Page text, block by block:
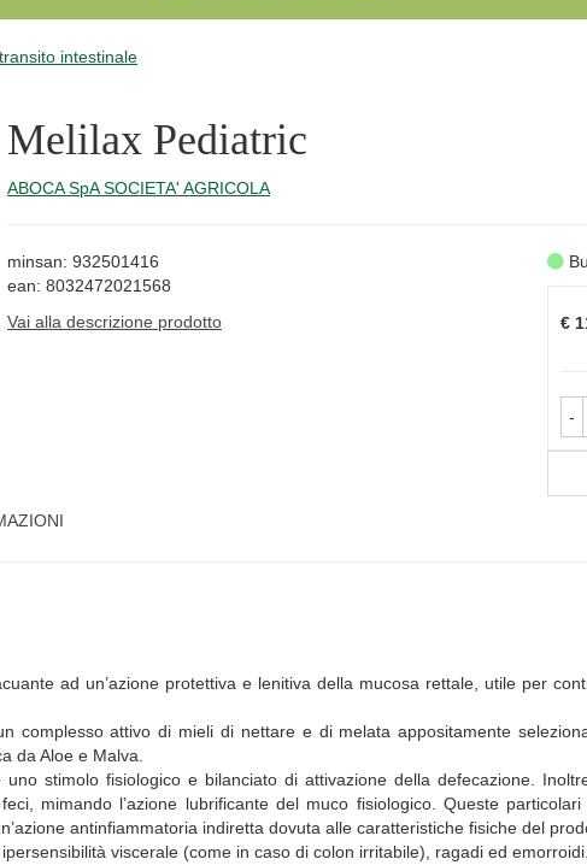
intestinale
Melilax Pediatric
ABOCA SpA SOCIETA' AGRICOLA
minsan: 932501416
ean: 8032472021568
Vai alla descrizione prodotto
€
-
ad un’azione protettiva e lenitiva della mucosa rettale, utile per
complesso attivo di mieli di nettare e di melata appositamente
da Aloe e Malva.
stimolo fisiologico e bilanciato di attivazione della defecazione.
mimando l’azione lubrificante del muco fisiologico. Queste
antinfiammatoria indiretta dovuta alle caratteristiche fisiche del
viscerale (come in caso di colon irritabile), ragadi ed emorroidi.